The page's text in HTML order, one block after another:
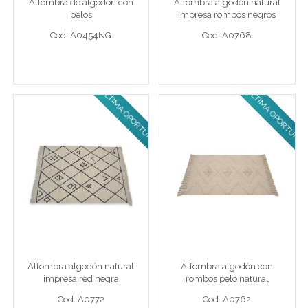
Cod. A0454NG
Alfombra de algodón con
pelos
Cod. A0454NG
Cod. A0768
Alfombra algodón natural
impresa rombos negros
Cod. A0768
ULTIMA OPORTUNIDAD!
Alfombra algodón natural
impresa red negra
Cod. A0772
Alfombra algodón natural
impresa red negra
Cod. A0772
ULTIMA OPORTUNIDAD!
Alfombra algodón con
rombos pelo natural
Cod. A0762
Alfombra algodón con
rombos pelo natural
Cod. A0762